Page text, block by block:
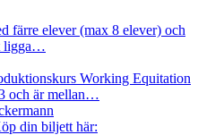
färre elever (max 8 elever) och
ligga…
Working Equitation
och är mellan…
din biljett här: